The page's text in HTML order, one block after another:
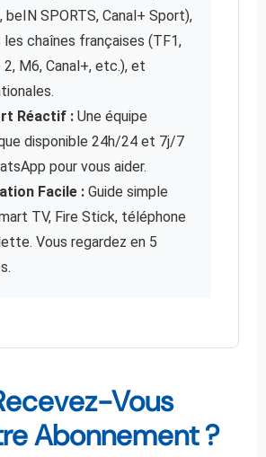
beIN SPORTS, Canal+ Sport),
chaînes françaises (TF1,
2, M6, Canal+, etc.), et
Réactif : Une équipe
disponible 24h/24 et 7j/7
pour vous aider.
Facile : Guide simple
TV, Fire Stick, téléphone
Vous regardez en 5
Vous
Abonnement ?